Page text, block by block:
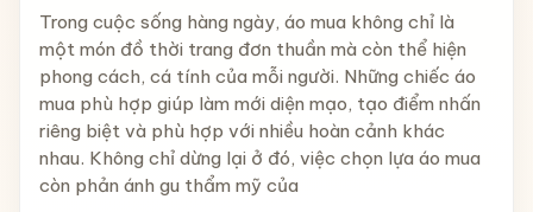
Trong cuộc sống hàng ngày, áo mua không chỉ là
một món đồ thời trang đơn thuần mà còn thể hiện
phong cách, cá tính của mỗi người. Những chiếc áo
mua phù hợp giúp làm mới diện mạo, tạo điểm nhấn
riêng biệt và phù hợp với nhiều hoàn cảnh khác
nhau. Không chỉ dừng lại ở đó, việc chọn lựa áo mua
còn phản ánh gu thẩm mỹ của